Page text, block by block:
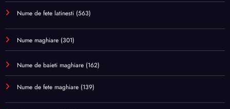
Nume de fete latinesti (563)
Nume maghiare (301)
Nume de baieti maghiare (162)
Nume de fete maghiare (139)